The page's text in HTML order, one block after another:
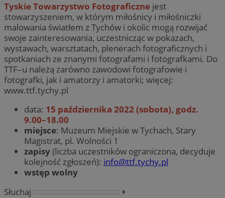
Tyskie Towarzystwo Fotograficzne jest
stowarzyszeniem, w którym miłośnicy i miłośniczki
malowania światłem z Tychów i okolic mogą rozwijać
swoje zainteresowania, uczestnicząc w pokazach,
wystawach, warsztatach, plenerach fotograficznych i
spotkaniach ze znanymi fotografami i fotografkami. Do
TTF–u należą zarówno zawodowi fotografowie i
fotografki, jak i amatorzy i amatorki; więcej:
www.ttf.tychy.pl
data: 15 października 2022 (sobota), godz.
9.00–18.00
miejsce: Muzeum Miejskie w Tychach, Stary
Magistrat, pl. Wolności 1
zapisy(liczba uczestników ograniczona, decyduje
kolejność zgłoszeń): info@ttf.tychy.pl
wstęp wolny
Słuchaj
⏵︎